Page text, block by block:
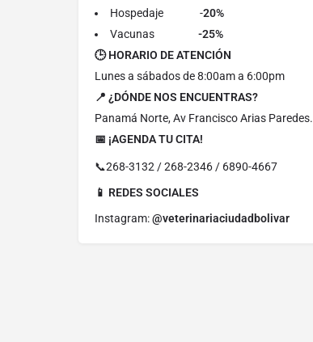
Hospedaje -20%
Vacunas
-25%
🕒 HORARIO DE ATENCIÓN
Lunes a sábados de 8:00am a 6:00pm
📍 ¿DÓNDE NOS ENCUENTRAS?
Panamá Norte, Av Francisco Arias Paredes.
📅 ¡AGENDA TU CITA!
📞268-3132 / 268-2346 / 6890-4667
📱 REDES SOCIALES
Instagram:@veterinariaciudadbolivar